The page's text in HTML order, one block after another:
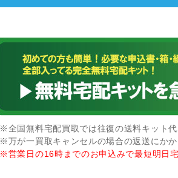
※全国無料宅配買取では往復の送料キット
※万が一買取キャンセルの場合の返送にか
※営業日の16時までのお申込みで最短明日